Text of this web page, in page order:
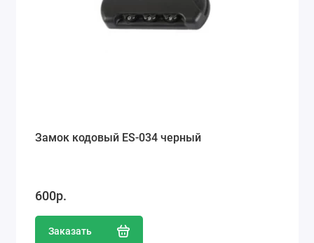
Замок кодовый ES-034 черный
600р.
Заказать